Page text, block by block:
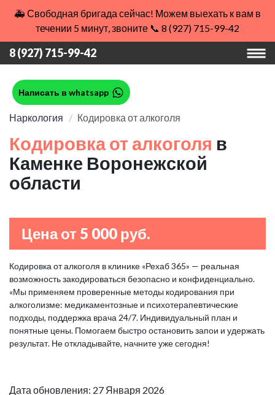
🚑 Свободная бригада сейчас! Можем выехать к вам в
течении 5 минут, звоните 📞 8 (927) 715-99-42
8 (927) 715-99-42
Написать в whatsapp
Наркология Кодировка от алкоголя
Кодировка от алкоголя в
Каменке Воронежской
области
Цена от 5 000 руб.
Кодировка от алкоголя в клинике «Рехаб 365» — реальная
возможность закодироваться безопасно и конфиденциально.
«Мы применяем проверенные методы кодирования при
алкоголизме: медикаментозные и психотерапевтические
подходы, поддержка врача 24/7. Индивидуальный план и
понятные цены. Помогаем быстро остановить запои и удержать
результат. Не откладывайте, начните уже сегодня!
Дата обновления: 27 Января 2026